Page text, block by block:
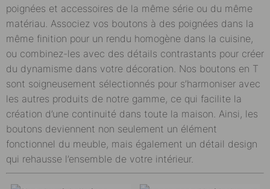
poignées et accessoires de la même série ou du même
matériau. Associez vos boutons à des poignées dans la
même finition pour un rendu homogène dans la cuisine,
ou combinez-les avec des détails contrastants pour créer
du dynamisme dans votre décoration. Nos boutons en T
sont soigneusement sélectionnés pour s’harmoniser avec
les autres produits de notre gamme, ce qui facilite la
création d’une continuité dans toute la maison. Ainsi, les
boutons deviennent non seulement un élément
fonctionnel du meuble, mais également un détail design
qui rehausse l’ensemble de votre intérieur.